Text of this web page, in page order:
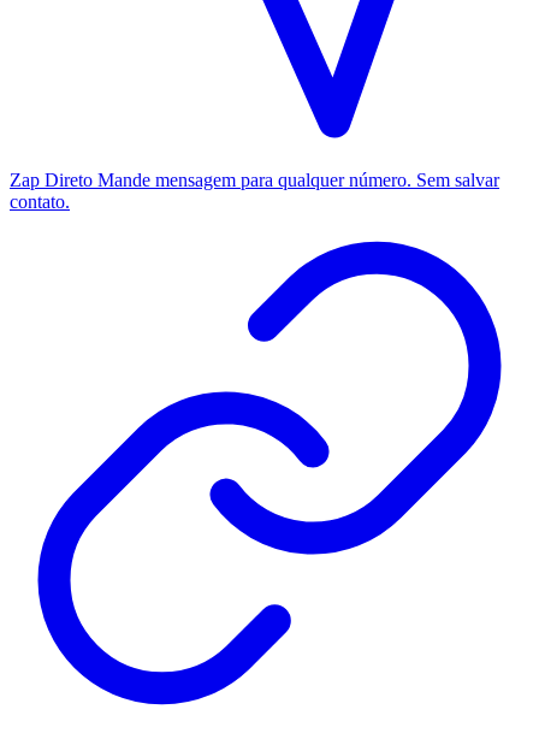
Zap Direto Mande mensagem para qualquer número. Sem salvar
contato.